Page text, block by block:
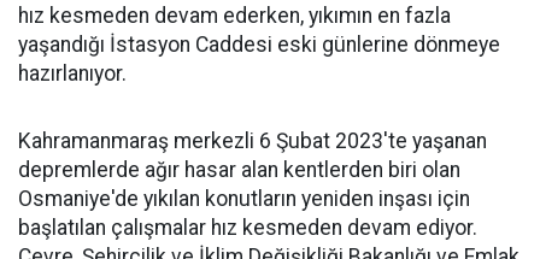
hız kesmeden devam ederken, yıkımın en fazla
yaşandığı İstasyon Caddesi eski günlerine dönmeye
hazırlanıyor.
Kahramanmaraş merkezli 6 Şubat 2023'te yaşanan
depremlerde ağır hasar alan kentlerden biri olan
Osmaniye'de yıkılan konutların yeniden inşası için
başlatılan çalışmalar hız kesmeden devam ediyor.